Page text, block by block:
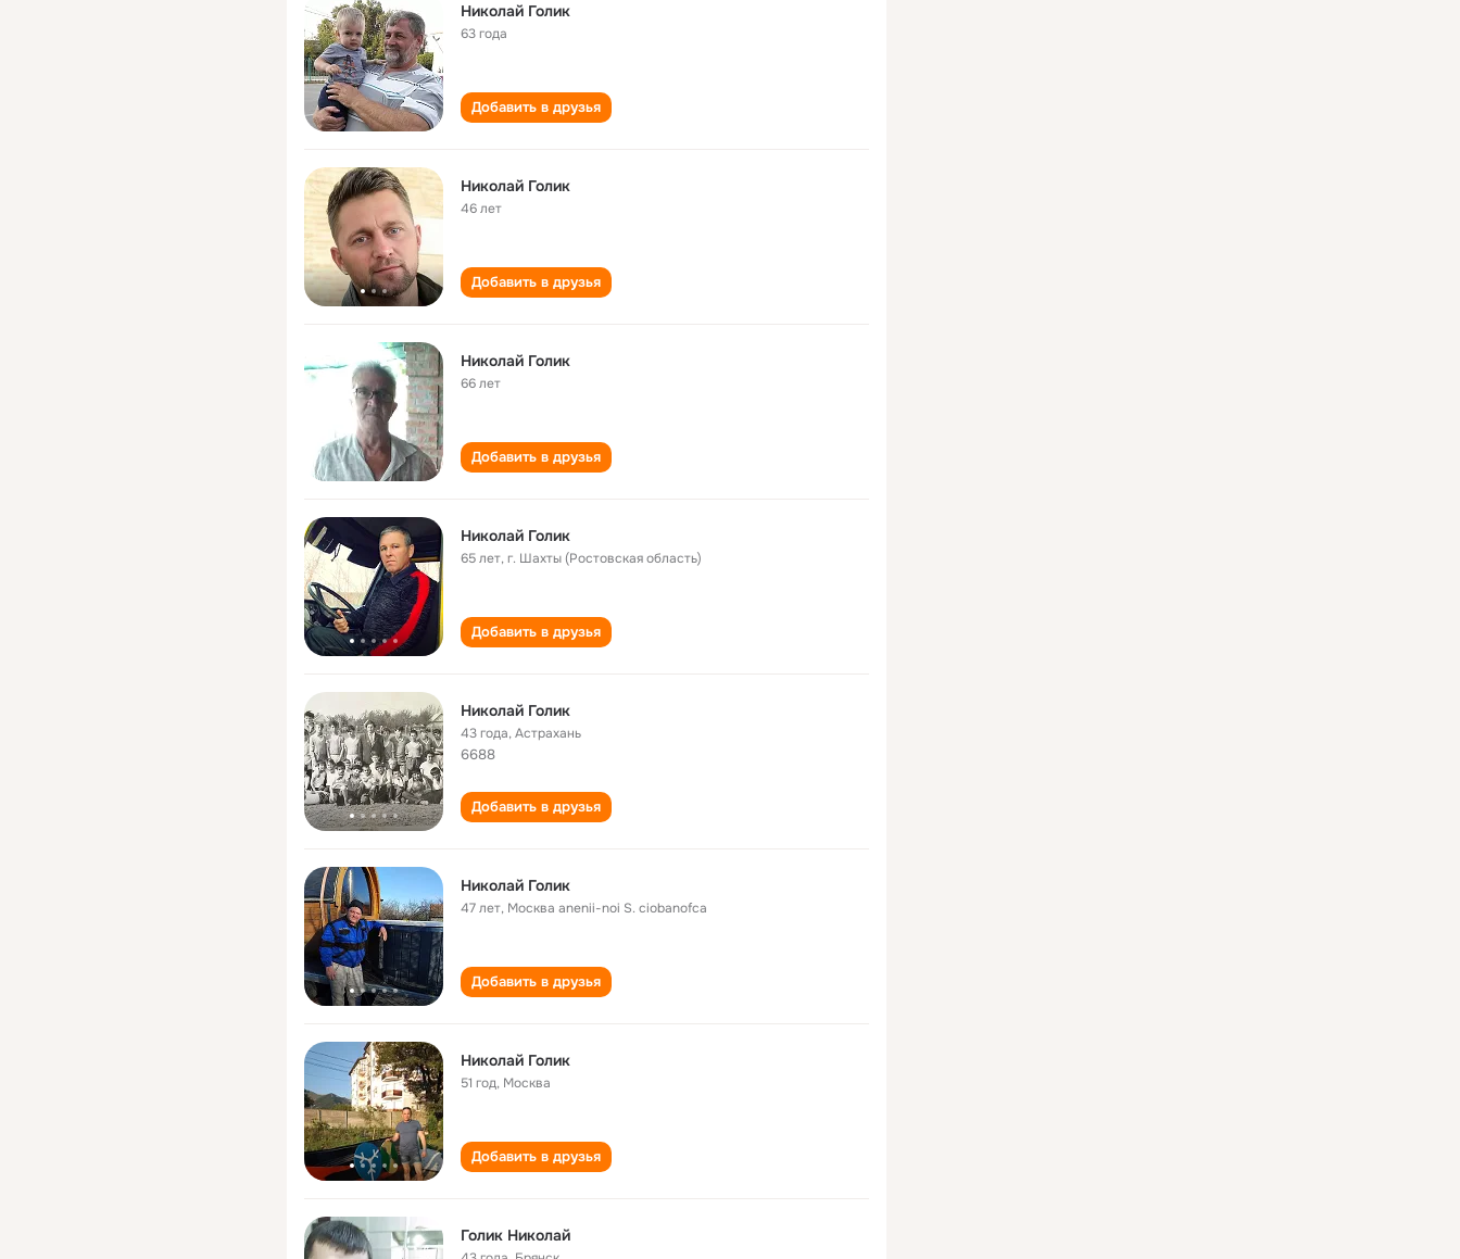
Николай Голик
63 года
Добавить в друзья
Николай Голик
46 лет
Добавить в друзья
Николай Голик
66 лет
Добавить в друзья
Николай Голик
65 лет,г. Шахты (Ростовская область)
Добавить в друзья
Николай Голик
43 года,Астрахань
6688
Добавить в друзья
Николай Голик
47 лет, Москва anenii-noi S. ciobanofca
Добавить в друзья
Николай Голик
51 год, Москва
Добавить в друзья
Голик Николай